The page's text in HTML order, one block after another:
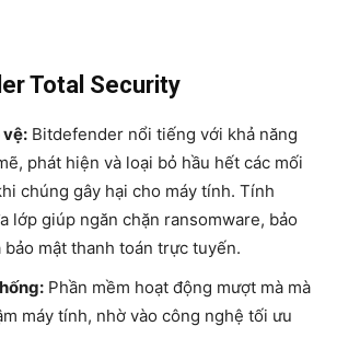
Total Security
vệ: Bitdefender nổi tiếng với khả năng
phát hiện và loại bỏ hầu hết các mối
chúng gây hại cho máy tính. Tính
lớp giúp ngăn chặn ransomware, bảo
bảo mật thanh toán trực tuyến.
Phần mềm hoạt động mượt mà mà
máy tính, nhờ vào công nghệ tối ưu